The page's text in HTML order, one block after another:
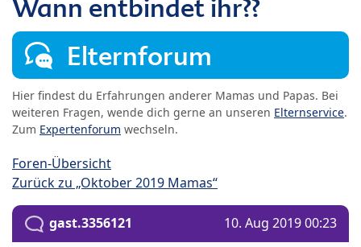
Wann entbindet ihr??
Elternforum
Hier findest du Erfahrungen anderer Mamas und Papas. Bei
weiteren Fragen, wende dich gerne an unseren Elternservice.
Zum Expertenforum wechseln.
Foren-Übersicht
Zurück zu „Oktober 2019 Mamas“
gast.3356121 10. Aug 2019 00:23